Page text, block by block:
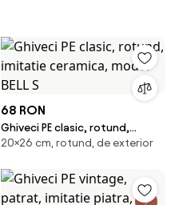
68 RON
Ghiveci PE clasic, rotund,
imitatie ceramica, model BELL S
20×26 cm, rotund, de exterior